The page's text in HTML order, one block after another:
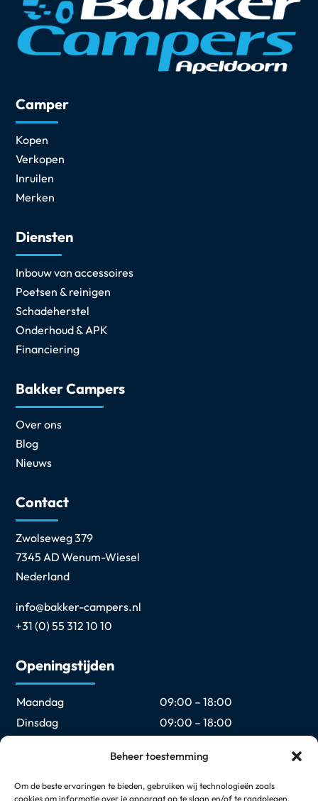
Beheer toestemming
Om de beste ervaringen te bieden, gebruiken wij technologieën zoals
cookies om informatie over je apparaat op te slaan en/of te raadplegen.
Camper
Kopen
Verkopen
Inruilen
Merken
Diensten
Inbouw van accessoires
Poetsen & reinigen
Schadeherstel
Onderhoud & APK
Financiering
Bakker Campers
Over ons
Blog
Nieuws
Contact
Zwolseweg 379
7345 AD Wenum-Wiesel
Nederland
info@bakker-campers.nl
+31 (0) 55 312 10 10
Openingstijden
Maandag
09:00 – 18:00
Dinsdag
09:00 – 18:00
09:00 – 18:00
Vrijdag
09:00 – 18:00